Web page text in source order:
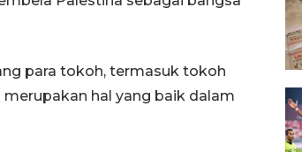
para tokoh, termasuk tokoh
hal yang baik dalam